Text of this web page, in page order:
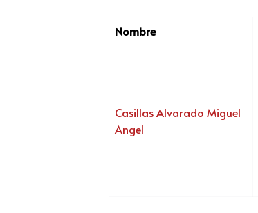
Nombre
Casillas Alvarado Miguel
Angel